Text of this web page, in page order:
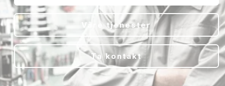
Våre tjenester
Ta kontakt